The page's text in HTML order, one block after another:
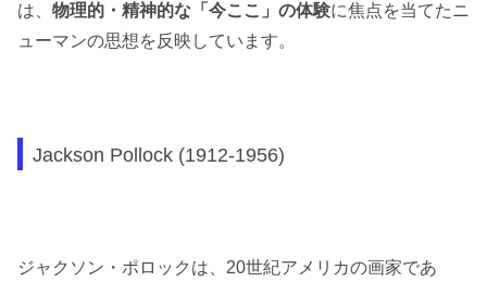
は、 物理的・精神的な「今ここ」の体験に焦点を当てたニ
ューマンの思想を反映しています。
Jackson Pollock (1912-1956)
ジャクソン・ポロックは、20世紀アメリカの画家であ